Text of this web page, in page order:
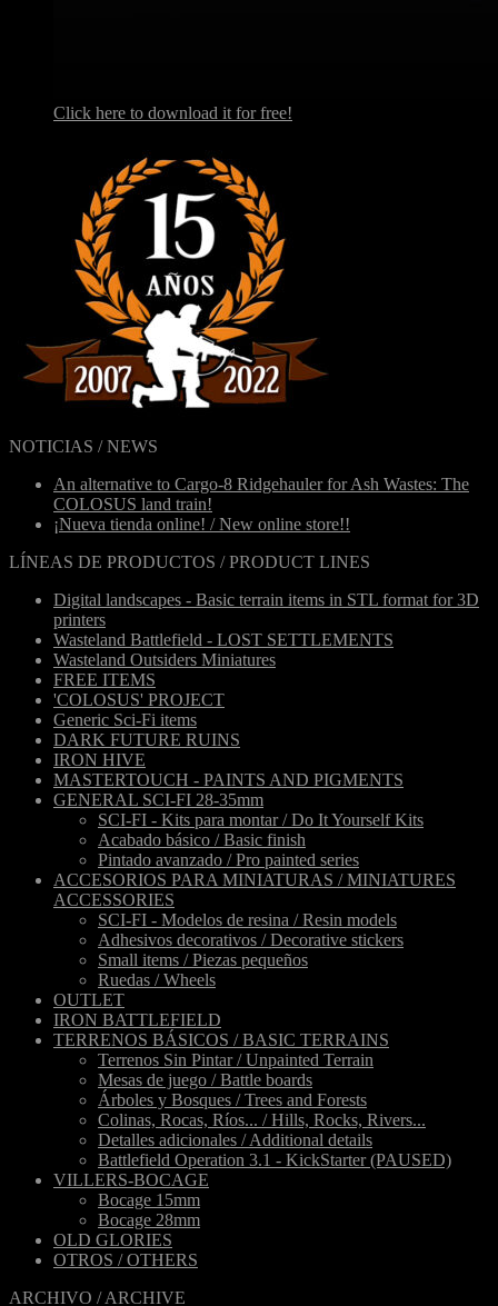
Click here to download it for free!
NOTICIAS / NEWS
An alternative to Cargo-8 Ridgehauler for Ash Wastes: The
COLOSUS land train!
¡Nueva tienda online! / New online store!!
LÍNEAS DE PRODUCTOS / PRODUCT LINES
Digital landscapes - Basic terrain items in STL format for 3D
printers
Wasteland Battlefield - LOST SETTLEMENTS
Wasteland Outsiders Miniatures
FREE ITEMS
'COLOSUS' PROJECT
Generic Sci-Fi items
DARK FUTURE RUINS
IRON HIVE
MASTERTOUCH - PAINTS AND PIGMENTS
GENERAL SCI-FI 28-35mm
SCI-FI - Kits para montar / Do It Yourself Kits
Acabado básico / Basic finish
Pintado avanzado / Pro painted series
ACCESORIOS PARA MINIATURAS / MINIATURES
ACCESSORIES
SCI-FI - Modelos de resina / Resin models
Adhesivos decorativos / Decorative stickers
Small items / Piezas pequeños
Ruedas / Wheels
OUTLET
IRON BATTLEFIELD
TERRENOS BÁSICOS / BASIC TERRAINS
Terrenos Sin Pintar / Unpainted Terrain
Mesas de juego / Battle boards
Árboles y Bosques / Trees and Forests
Colinas, Rocas, Ríos... / Hills, Rocks, Rivers...
Detalles adicionales / Additional details
Battlefield Operation 3.1 - KickStarter (PAUSED)
VILLERS-BOCAGE
Bocage 15mm
Bocage 28mm
OLD GLORIES
OTROS / OTHERS
ARCHIVO / ARCHIVE